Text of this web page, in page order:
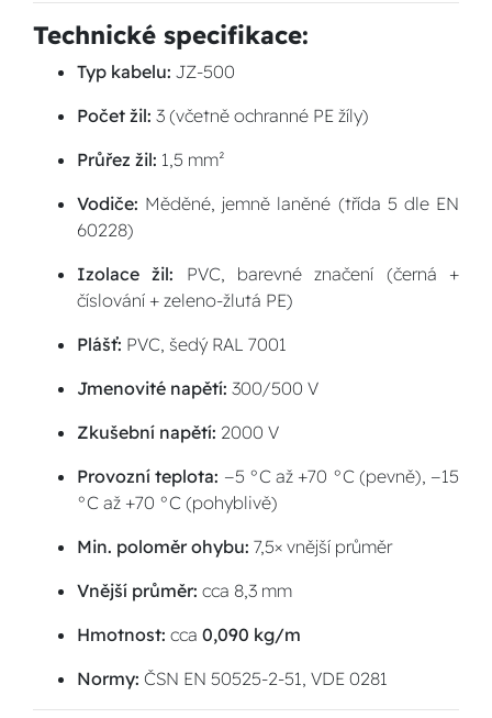
Technické specifikace:
Typ kabelu: JZ-500
Počet žil: 3 (včetně ochranné PE žíly)
Průřez žil: 1,5 mm²
Vodiče: Měděné, jemně laněné (třída 5 dle EN
60228)
Izolace žil: PVC, barevné značení (černá +
číslování + zeleno-žlutá PE)
Plášť: PVC, šedý RAL 7001
Jmenovité napětí: 300/500 V
Zkušební napětí: 2000 V
Provozní teplota: −5 °C až +70 °C (pevně), −15
°C až +70 °C (pohyblivě)
Min. poloměr ohybu: 7,5× vnější průměr
Vnější průměr: cca 8,3 mm
Hmotnost: cca 0,090 kg/m
Normy: ČSN EN 50525-2-51, VDE 0281